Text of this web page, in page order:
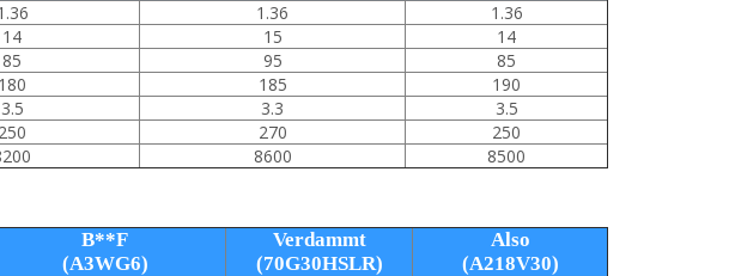
1.36
1.36
14 15
14
85 95
85
180 185
190
3.5 3.3
3.5
250 270
250
8600 8500
B**F
(A3WG6)
Verdammt
(70G30HSLR)
Also
(A218V30)